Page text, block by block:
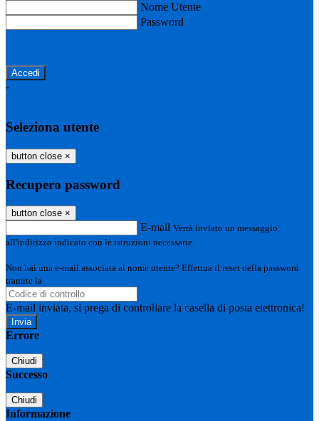
Nome Utente
Password
-
Seleziona utente
button close ×
Recupero password
button close ×
E-mail Verrà inviato un messaggio
all'indirizzo indicato con le istruzioni necessarie.
Non hai una e-mail associata al nome utente? Effettua il reset della password
tramite la
E-mail inviata, si prega di controllare la casella di posta elettronica!
Errore
Chiudi
Successo
Chiudi
Informazione